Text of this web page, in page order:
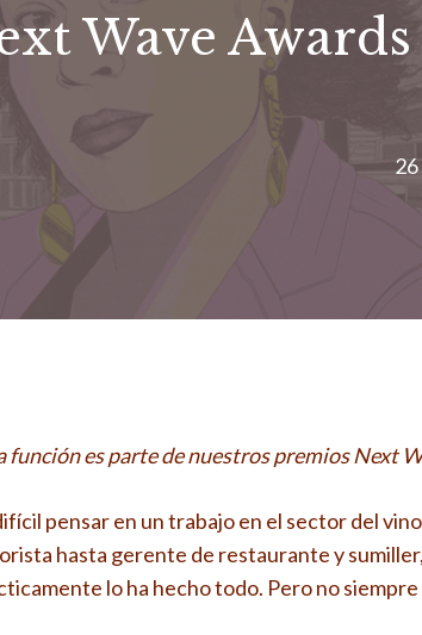
Wave
función es parte de nuestros premios Next
pensar en un trabajo en el sector del
hasta gerente de restaurante y
lo ha hecho todo. Pero no